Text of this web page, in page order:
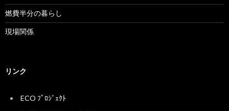
燃費半分の暮らし
現場関係
リンク
ECO ﾌﾟﾛｼﾞｪｸﾄ